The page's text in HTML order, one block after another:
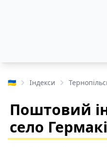
🇺🇦 Індекси
Поштовий
село